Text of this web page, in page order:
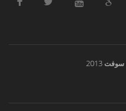
سوفت 2013